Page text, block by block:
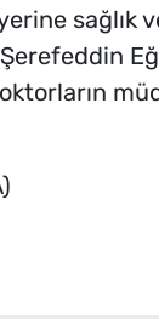
sağlık